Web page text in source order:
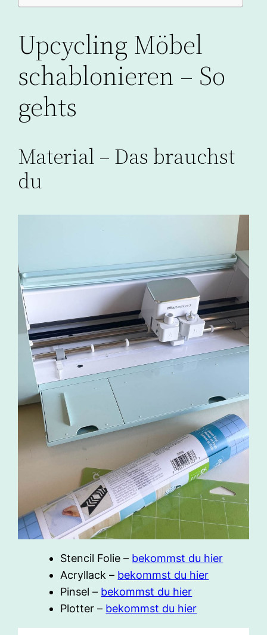
Upcycling Möbel
schablonieren – So
gehts
Material – Das brauchst
du
Stencil Folie – bekommst du hier
Acryllack – bekommst du hier
Pinsel – bekommst du hier
Plotter – bekommst du hier